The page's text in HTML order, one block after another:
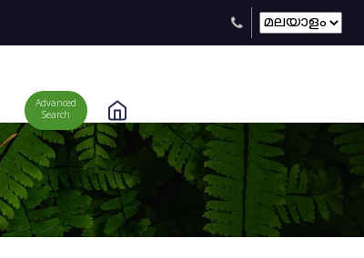
Advanced
Search